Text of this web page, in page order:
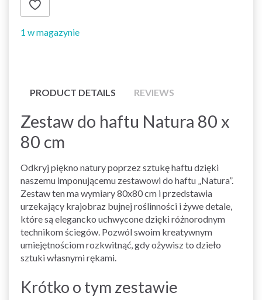
1 w magazynie
PRODUCT DETAILS REVIEWS
Zestaw do haftu Natura 80 x
80 cm
Odkryj piękno natury poprzez sztukę haftu dzięki
naszemu imponującemu zestawowi do haftu „Natura”.
Zestaw ten ma wymiary 80x80 cm i przedstawia
urzekający krajobraz bujnej roślinności i żywe detale,
które są elegancko uchwycone dzięki różnorodnym
technikom ściegów. Pozwól swoim kreatywnym
umiejętnościom rozkwitnąć, gdy ożywisz to dzieło
sztuki własnymi rękami.
Krótko o tym zestawie